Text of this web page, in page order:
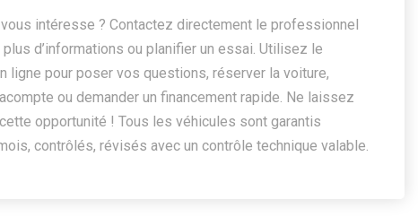
intéresse ? Contactez directement le professionnel
d’informations ou planifier un essai. Utilisez le
ligne pour poser vos questions, réserver la voiture,
ou demander un financement rapide. Ne laissez
opportunité ! Tous les véhicules sont garantis
contrôlés, révisés avec un contrôle technique valable.